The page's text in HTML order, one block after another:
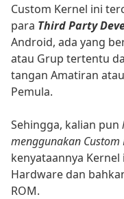
Custom Kernel ini
para Third Party
Android, ada yang
atau Grup tertentu
tangan Amatiran
Pemula.
Sehingga, kalian pun
menggunakan Custom
kenyataannya
Hardware dan
ROM.